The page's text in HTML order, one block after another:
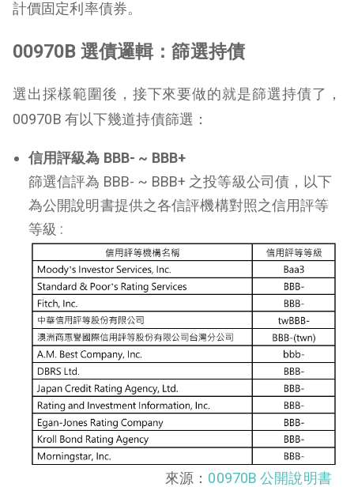
計價固定利率債券。
00970B 選債邏輯：篩選持債
選出採樣範圍後，接下來要做的就是篩選持債了，
00970B 有以下幾道持債篩選：
信用評級為 BBB- ~ BBB+
篩選信評為 BBB- ~ BBB+ 之投等級公司債，以下
為公開說明書提供之各信評機構對照之信用評等
等級 :
來源： 00970B 公開說明書